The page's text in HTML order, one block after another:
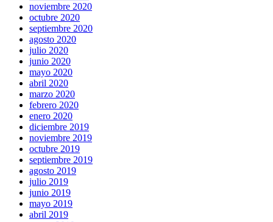
noviembre 2020
octubre 2020
septiembre 2020
agosto 2020
julio 2020
junio 2020
mayo 2020
abril 2020
marzo 2020
febrero 2020
enero 2020
diciembre 2019
noviembre 2019
octubre 2019
septiembre 2019
agosto 2019
julio 2019
junio 2019
mayo 2019
abril 2019